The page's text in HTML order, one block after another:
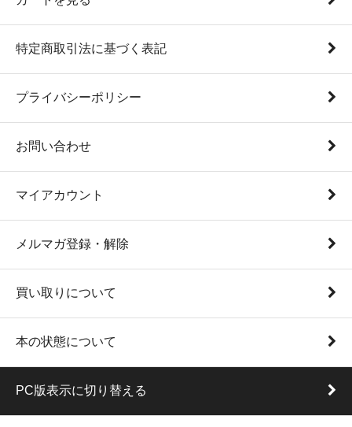
特定商取引法に基づく表記
プライバシーポリシー
お問い合わせ
マイアカウント
メルマガ登録・解除
買い取りについて
本の状態について
PC版表示に切り替える